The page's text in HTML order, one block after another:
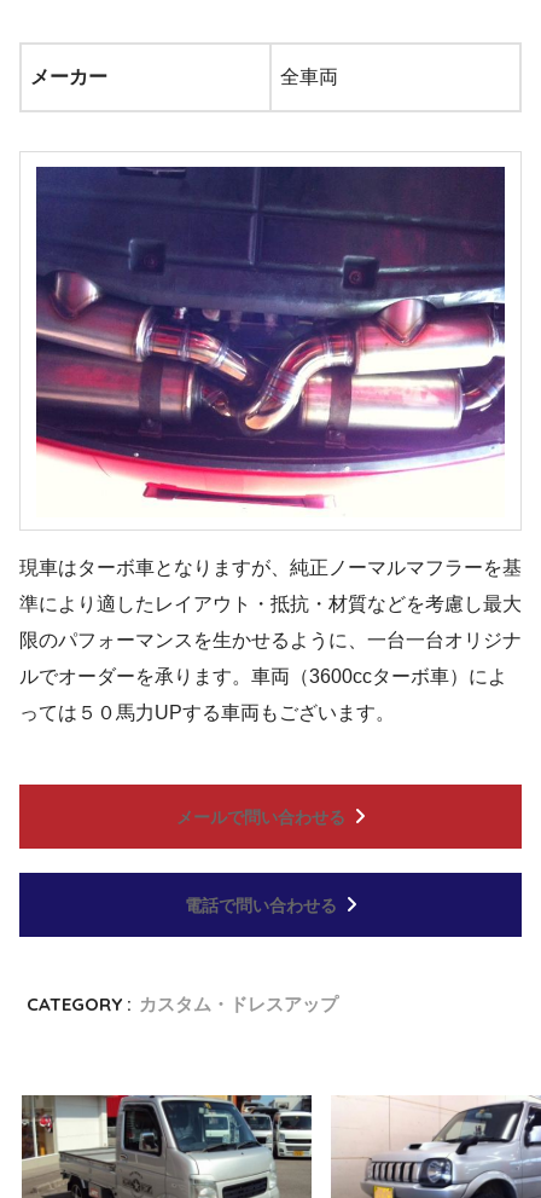
メーカー 全車両
現車はターボ車となりますが、純正ノーマルマフラーを基
準により適したレイアウト・抵抗・材質などを考慮し最大
限のパフォーマンスを生かせるように、一台一台オリジナ
ルでオーダーを承ります。車両（3600ccターボ車）によ
っては５０馬力UPする車両もございます。
メールで問い合わせる
電話で問い合わせる
CATEGORY : カスタム・ドレスアップ